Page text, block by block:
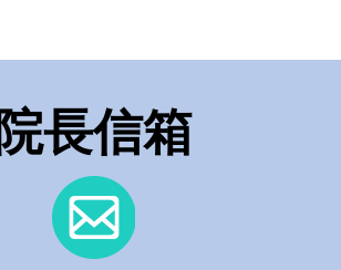
院長信箱